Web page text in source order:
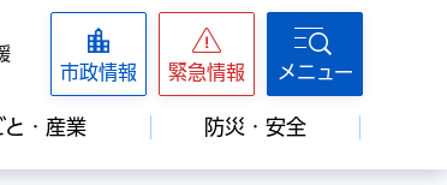
市政情報 緊急情報 メニュー
と・産業 防災・安全